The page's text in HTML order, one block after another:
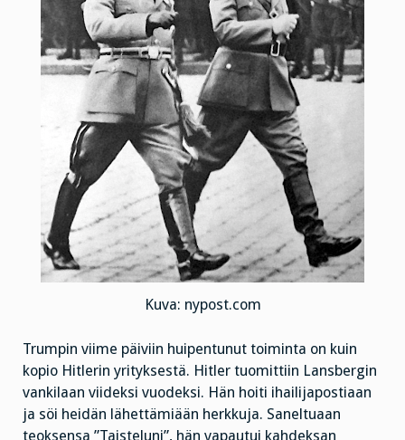
Kuva: nypost.com
Trumpin viime päiviin huipentunut toiminta on kuin
kopio Hitlerin yrityksestä. Hitler tuomittiin Lansbergin
vankilaan viideksi vuodeksi. Hän hoiti ihailijapostiaan
ja söi heidän lähettämiään herkkuja. Saneltuaan
teoksensa ”Taisteluni”, hän vapautui kahdeksan